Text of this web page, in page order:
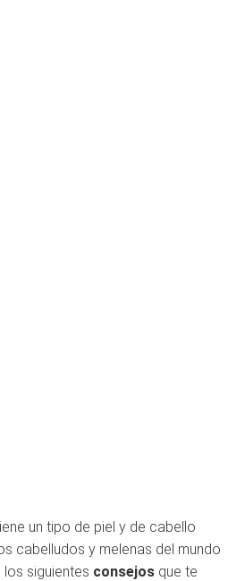
un tipo de piel y de cabello
cabelludos y melenas del mundo
siguientes consejos que te